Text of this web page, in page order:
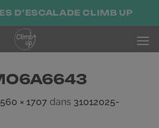
D'ESCALADE CLIMB UP
× 1707 dans 31012025-